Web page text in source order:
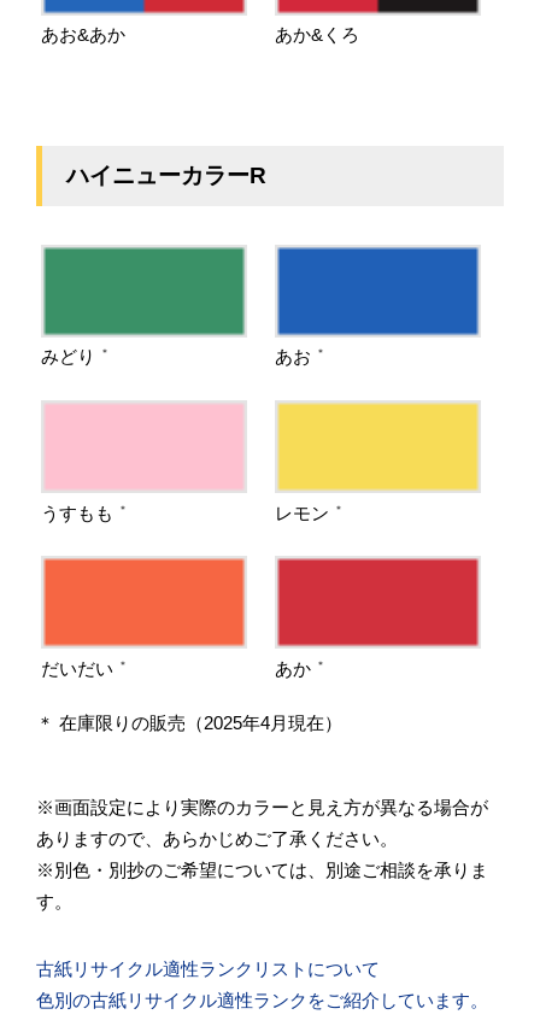
あお&あか あか&くろ
ハイニューカラーR
みどり ＊ あお ＊
うすもも ＊ レモン ＊
だいだい ＊ あか ＊
＊ 在庫限りの販売（2025年4月現在）
※画面設定により実際のカラーと見え方が異なる場合が
ありますので、あらかじめご了承ください。
※別色・別抄のご希望については、別途ご相談を承りま
す。
古紙リサイクル適性ランクリストについて
色別の古紙リサイクル適性ランクをご紹介しています。